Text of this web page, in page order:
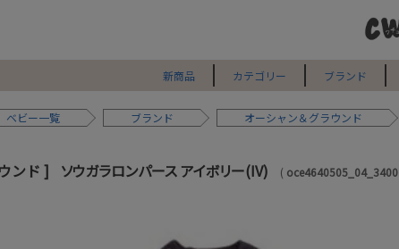
新商品 カテゴリー ブランド
ベビー ブランド オーシャン＆グラウンド
ンド ソウガラロンパース アイボリー(IV) oce4640505_04_3400